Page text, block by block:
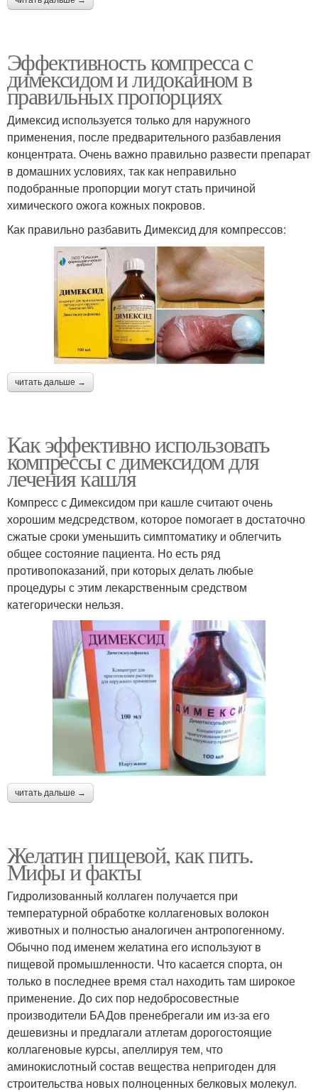
Эффективность компресса с
димексидом и лидокаином в
правильных пропорциях
Димексид используется только для наружного
применения, после предварительного разбавления
концентрата. Очень важно правильно развести препарат
в домашних условиях, так как неправильно
подобранные пропорции могут стать причиной
химического ожога кожных покровов.
Как правильно разбавить Димексид для компрессов:
читать дальше →
Как эффективно использовать
компрессы с димексидом для
лечения кашля
Компресс с Димексидом при кашле считают очень
хорошим медсредством, которое помогает в достаточно
сжатые сроки уменьшить симптоматику и облегчить
общее состояние пациента. Но есть ряд
противопоказаний, при которых делать любые
процедуры с этим лекарственным средством
категорически нельзя.
читать дальше →
Желатин пищевой, как пить.
Мифы и факты
Гидролизованный коллаген получается при
температурной обработке коллагеновых волокон
животных и полностью аналогичен антропогенному.
Обычно под именем желатина его используют в
пищевой промышленности. Что касается спорта, он
только в последнее время стал находить там широкое
применение. До сих пор недобросовестные
производители БАДов пренебрегали им из-за его
дешевизны и предлагали атлетам дорогостоящие
коллагеновые курсы, апеллируя тем, что
аминокислотный состав вещества непригоден для
строительства новых полноценных белковых молекул.